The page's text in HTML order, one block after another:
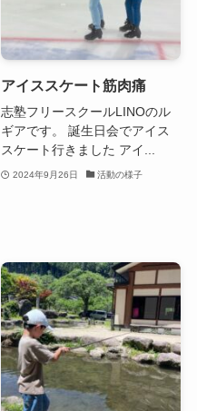
アイススケート筋肉痛
志塾フリースクールLINOのル
ギアです。 誕生日会でアイス
スケート行きました アイ...
2024年9月26日 活動の様子